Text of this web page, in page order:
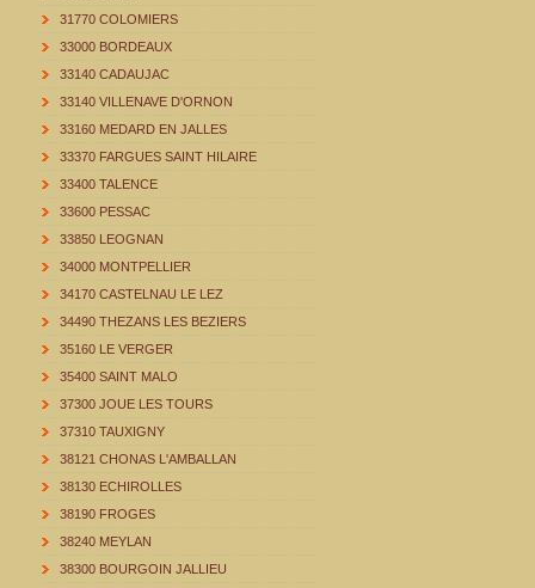
31770 COLOMIERS
33000 BORDEAUX
33140 CADAUJAC
33140 VILLENAVE D'ORNON
33160 MEDARD EN JALLES
33370 FARGUES SAINT HILAIRE
33400 TALENCE
33600 PESSAC
33850 LEOGNAN
34000 MONTPELLIER
34170 CASTELNAU LE LEZ
34490 THEZANS LES BEZIERS
35160 LE VERGER
35400 SAINT MALO
37300 JOUE LES TOURS
37310 TAUXIGNY
38121 CHONAS L'AMBALLAN
38130 ECHIROLLES
38190 FROGES
38240 MEYLAN
38300 BOURGOIN JALLIEU